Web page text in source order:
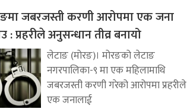
जबरजस्ती करणी आरोपमा एक जना
: प्रहरीले अनुसन्धान तीव्र बनायो
लेटाङ (मोरङ)। मोरङको लेटाङ
नगरपालिका-९ मा एक महिलामाथि
जबरजस्ती करणी गरेको आरोपमा प्रहरीले
एक जनालाई